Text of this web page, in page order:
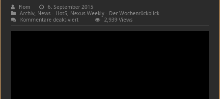
Flom
6. September 2015
Archiv, News - HotS, Nexus Weekly - Der Wochenrückblick
Kommentare deaktiviertfür
Heroes
of
2,939 Views